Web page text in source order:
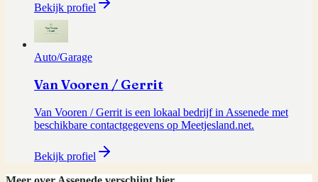
Bekijk profiel
Auto/Garage
Van Vooren / Gerrit
Van Vooren / Gerrit is een lokaal bedrijf in Assenede met
beschikbare contactgegevens op Meetjesland.net.
Bekijk profiel